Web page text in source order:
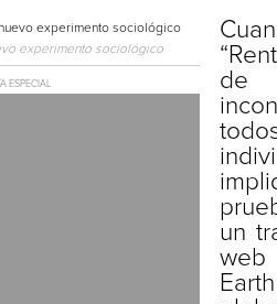
experimento sociológico
ESPECIAL
de
un